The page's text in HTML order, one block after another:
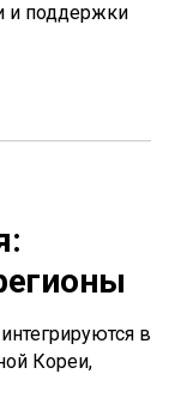
и поддержки
в
Кореи,